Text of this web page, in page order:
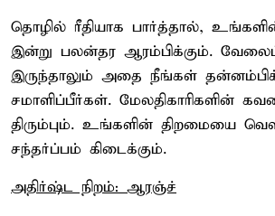
தொழில் ரீதியாக பார்த்தால்,
இன்று பலன்தர ஆரம்பிக்கும்.
இருந்தாலும் அதை நீங்கள்
சமாளிப்பீர்கள். மேலதிகாரிகளின்
திரும்பும். உங்களின் திறமையை
சந்தர்ப்பம் கிடைக்கும்.
அதிர்ஷ்ட நிறம்: ஆரஞ்ச்